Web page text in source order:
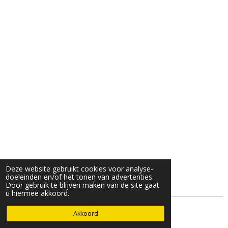
Deze website gebruikt cookies voor analyse-
doeleinden en/of het tonen van advertenties.
Door gebruik te blijven maken van de site gaat
u hiermee akkoord.
Akkoord
© 2025- 2026 Djöz mode